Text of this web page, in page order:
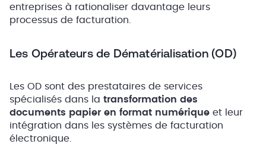
entreprises à rationaliser davantage leurs
processus de facturation.
Les Opérateurs de Dématérialisation (OD)
Les OD sont des prestataires de services
spécialisés dans la transformation des
documents papier en format numérique et leur
intégration dans les systèmes de facturation
électronique.